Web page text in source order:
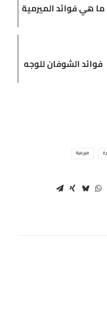
ما هي فوائد الميرمية
فوائد الشوفان للوجه
ميرمية